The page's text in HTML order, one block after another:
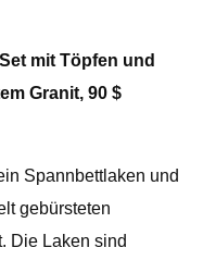
mit Töpfen und
Granit, 90 $
Spannbettlaken und
gebürsteten
Die Laken sind